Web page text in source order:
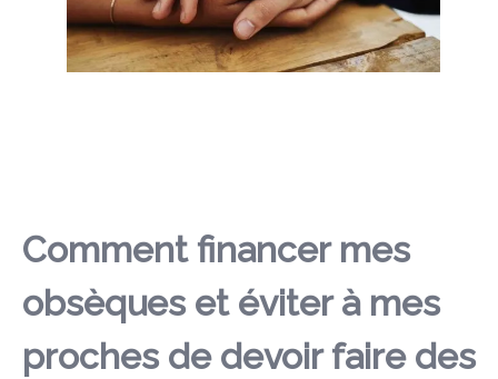
Comment financer mes
obsèques et éviter à mes
proches de devoir faire des